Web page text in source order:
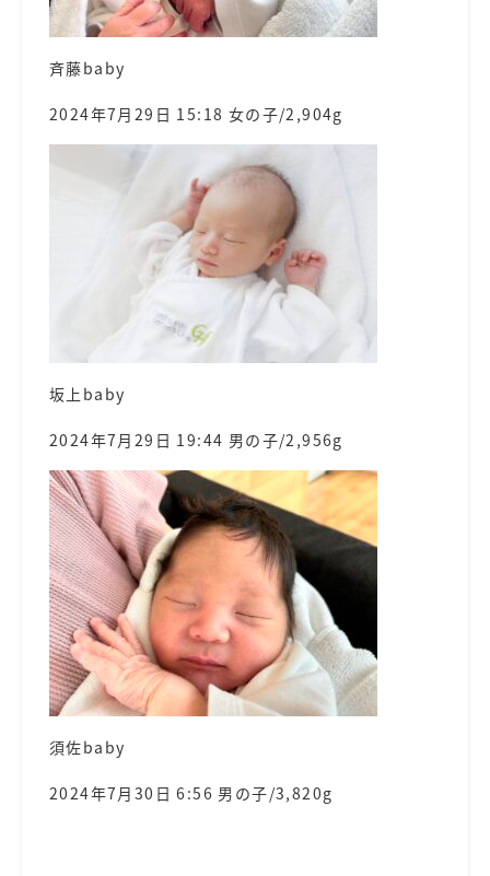
斉藤baby
2024年7月29日 15:18 女の子/2,904g
坂上baby
2024年7月29日 19:44 男の子/2,956g
須佐baby
2024年7月30日 6:56 男の子/3,820g